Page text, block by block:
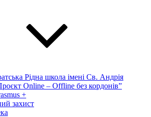
Рідна школа імені Св. Андрія
Online – Offline без кордонів”
+
захист